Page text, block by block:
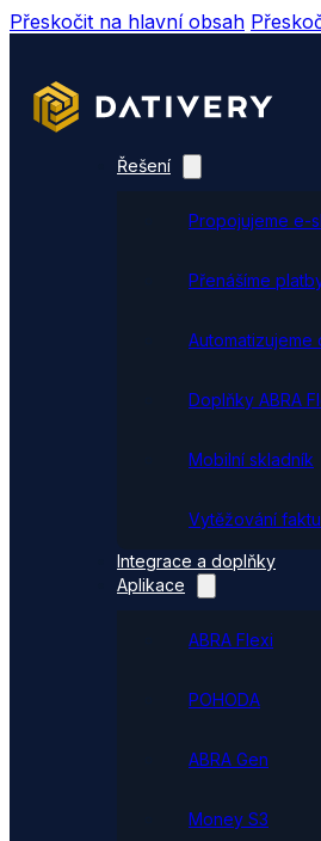
Přeskočit na hlavní obsah
Řešení
Propojujeme e-
Přenášíme
Doplňky ABRA
Mobilní skladník
Vytěžování
Integrace a doplňky
Aplikace
ABRA Flexi
POHODA
ABRA Gen
Money S3